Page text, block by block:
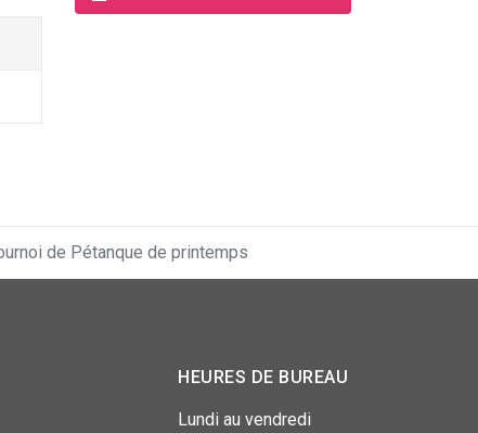
de Pétanque de printemps
HEURES DE BUREAU
Lundi au vendredi